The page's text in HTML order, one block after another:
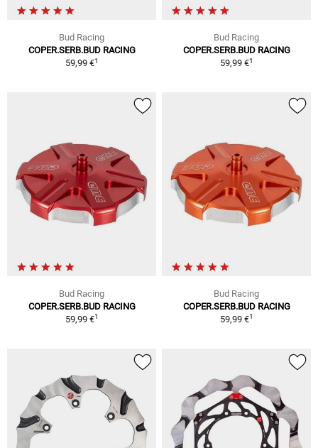
Bud Racing
COPER.SERB.BUD RACING
59,99 €1
Bud Racing
COPER.SERB.BUD RACING
59,99 €1
Bud Racing
COPER.SERB.BUD RACING
59,99 €1
Bud Racing
COPER.SERB.BUD RACING
59,99 €1